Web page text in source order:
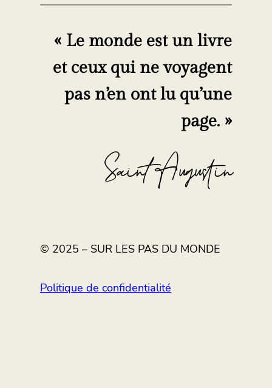
« Le monde est un livre
et ceux qui ne voyagent
pas n’en ont lu qu’une
page. »
Saint Augustin
© 2025 – SUR LES PAS DU MONDE
Politique de confidentialité